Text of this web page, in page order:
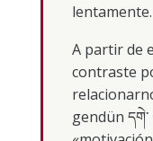
lentamente.
A partir de
contraste
gendün